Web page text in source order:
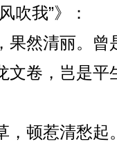
吹我”》：
果然清丽。曾
文卷，岂是平
，顿惹清愁起